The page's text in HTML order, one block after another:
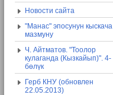
Новости сайта
"Манас" эпосунун кыскача
мазмуну
Ч. Айтматов. "Тоолор
кулаганда (Кызкайып)". 4-
бөлүк
Герб КНУ (обновлен
22.05.2013)